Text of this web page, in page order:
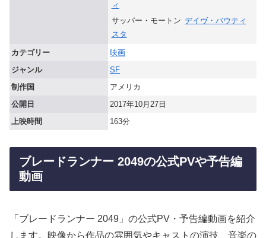
ィ
サッパー・モートン デイヴ・バウティ
スタ
カテゴリー
映画
ジャンル
SF
制作国
アメリカ
公開日
2017年10月27日
上映時間
163分
ブレードランナー 2049の公式PVや予告編
動画
「ブレードランナー 2049」の公式PV・予告編動画を紹介
します。映像から作品の雰囲気やキャストの演技、音楽の